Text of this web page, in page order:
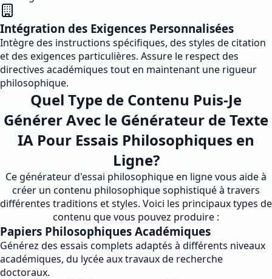
Intégration des Exigences Personnalisées
Intègre des instructions spécifiques, des styles de citation
et des exigences particulières. Assure le respect des
directives académiques tout en maintenant une rigueur
philosophique.
Quel Type de Contenu Puis-Je
Générer Avec le Générateur de Texte
IA Pour Essais Philosophiques en
Ligne?
Ce générateur d'essai philosophique en ligne vous aide à
créer un contenu philosophique sophistiqué à travers
différentes traditions et styles. Voici les principaux types de
contenu que vous pouvez produire :
Papiers Philosophiques Académiques
Générez des essais complets adaptés à différents niveaux
académiques, du lycée aux travaux de recherche
doctoraux.